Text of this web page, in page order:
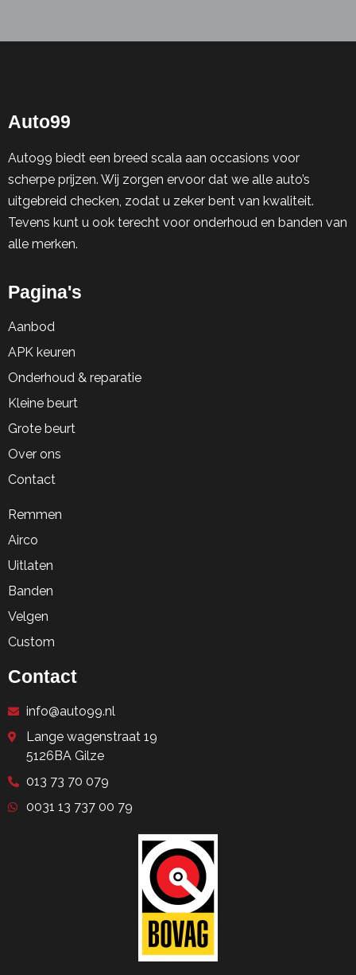
Auto99
Auto99 biedt een breed scala aan occasions voor
scherpe prijzen. Wij zorgen ervoor dat we alle auto’s
uitgebreid checken, zodat u zeker bent van kwaliteit.
Tevens kunt u ook terecht voor onderhoud en banden van
alle merken.
Pagina's
Aanbod
APK keuren
Onderhoud & reparatie
Kleine beurt
Grote beurt
Over ons
Contact
Remmen
Airco
Uitlaten
Banden
Velgen
Custom
Contact
info@auto99.nl
Lange wagenstraat 19
5126BA Gilze
013 73 70 079
0031 13 737 00 79